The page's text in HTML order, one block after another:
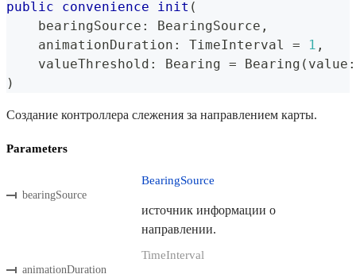
public convenience init (
    bearingSource
: BearingSource ,
    animationDuration
: TimeInterval = 1 ,
    valueThreshold
: Bearing = Bearing ( value :
)
Создание контроллера слежения за направлением карты.
Parameters
bearingSource
BearingSource
источник информации о
направлении.
animationDuration
TimeInterval